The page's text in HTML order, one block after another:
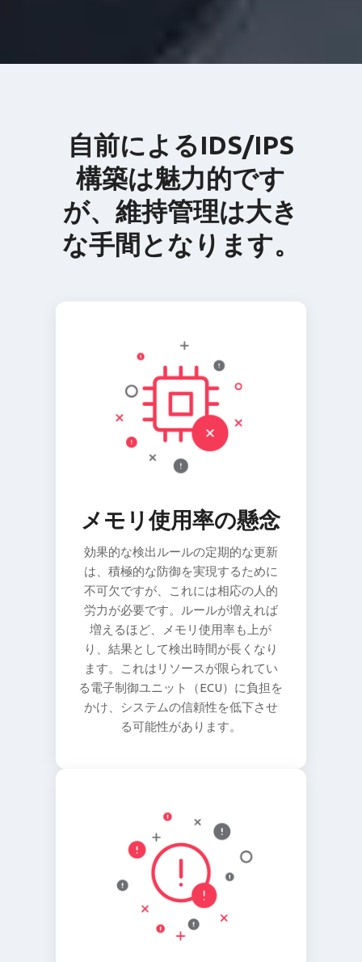
自前によるIDS/IPS
構築は魅力的です
が、維持管理は大き
な手間となります。
メモリ使用率の懸念
効果的な検出ルールの定期的な更新
は、積極的な防御を実現するために
不可欠ですが、これには相応の人的
労力が必要です。ルールが増えれば
増えるほど、メモリ使用率も上が
り、結果として検出時間が長くなり
ます。これはリソースが限られてい
る電子制御ユニット（ECU）に負担を
かけ、システムの信頼性を低下させ
る可能性があります。